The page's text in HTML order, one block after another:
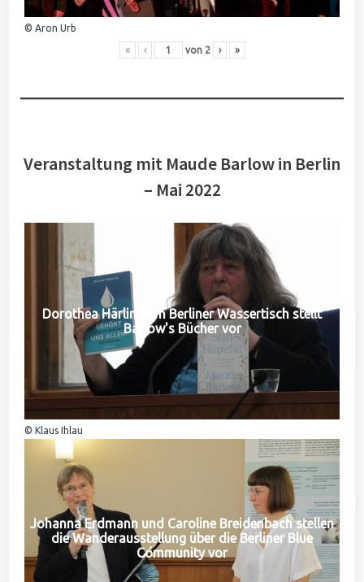
© Aron Urb
« ‹ von 2 › »
Veranstaltung mit Maude Barlow in Berlin
– Mai 2022
Dorothea Härlin vom Berliner Wassertisch stellt
Barlow's Bücher vor
© Klaus Ihlau
Johanna Erdmann und Caroline Breidenbach stellen
die Wanderausstellung über die Berliner Blue
Community vor